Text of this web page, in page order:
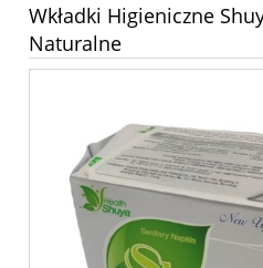
Wkładki Higieniczne
Naturalne